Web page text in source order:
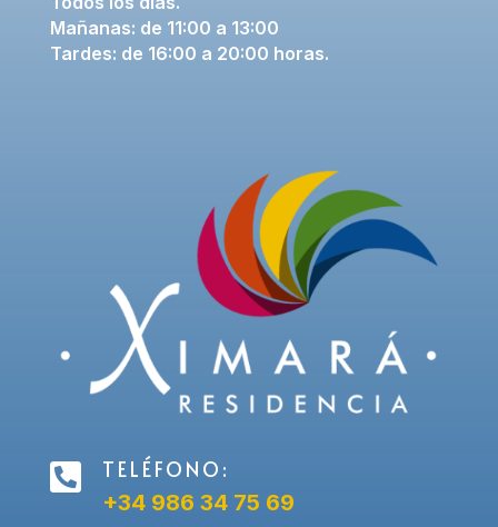
Mañanas: de 11:00 a 13:00
Tardes: de 16:00 a 20:00 horas.
 TELÉFONO:
+34 986 34 75 69